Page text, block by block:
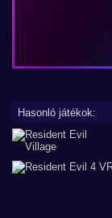
Hasonló játékok: